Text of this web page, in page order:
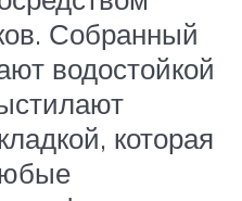
Собранный
водостойкой
которая